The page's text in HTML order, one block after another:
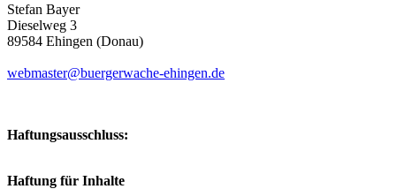
Stefan Bayer
Dieselweg 3
89584 Ehingen (Donau)
webmaster@buergerwache-ehingen.de
Haftungsausschluss:
Haftung für Inhalte